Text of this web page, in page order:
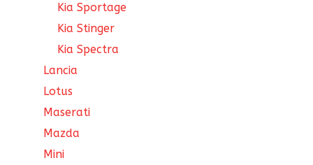
Kia Sportage
Kia Stinger
Kia Spectra
Lancia
Lotus
Maserati
Mazda
Mini